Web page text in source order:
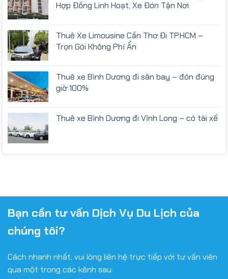
Hợp Đồng Linh Hoạt, Xe Đón Tận Nơi
Thuê Xe Limousine Cần Thơ Đi TP.HCM –
Trọn Gói Không Phí Ẩn
Thuê xe Bình Dương đi sân bay – đón đúng
giờ 100%
Thuê xe Bình Dương đi Vĩnh Long – có tài xế
Bạn cần tư vấn Dịch Vụ Du Lịch của
chúng tôi?
Cách nhanh nhất, vui lòng liên hệ trực tiếp với tư vấn viên
qua một trong các kênh sau: